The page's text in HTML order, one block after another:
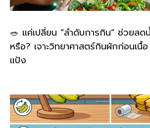
🥗 แค่เปลี่ยน “ลำดับการกิน” ช่วยลด
หรือ? เจาะวิทยาศาสตร์กินผักก่อนเ
แป้ง